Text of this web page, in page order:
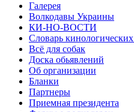
Галерея
Волкодавы Украины
КИ-НО-ВОСТИ
Словарь
Всё для собак
Доска обьявлений
Об организации
Бланки
Партнеры
Приемная президента